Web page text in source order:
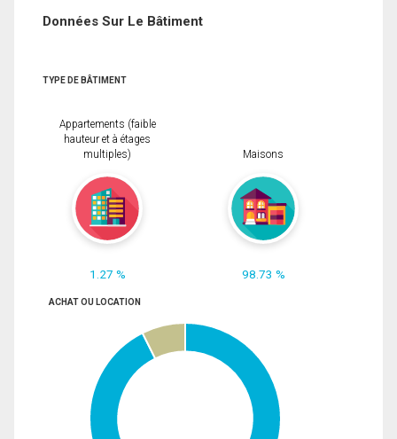
Données Sur Le Bâtiment
TYPE DE BÂTIMENT
Appartements (faible
hauteur et à étages
multiples)
1.27 %
Maisons
98.73 %
ACHAT OU LOCATION